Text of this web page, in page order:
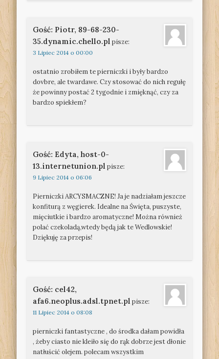
Gość: Piotr, 89-68-230-
35.dynamic.chello.pl pisze:
3 Lipiec 2014 o 00:00
ostatnio zrobiłem te pierniczki i były bardzo
dovbre, ale twardawe. Czy stosować do nich regułę
że powinny postać 2 tygodnie i zmięknąć, czy za
bardzo spiekłem?
Gość: Edyta, host-0-
13.internetunion.pl pisze:
9 Lipiec 2014 o 06:06
Pierniczki ARCYSMACZNE! Ja je nadziałam jeszcze
konfiturą z węgierek. Idealne na Święta, puszyste,
mięciutkie i bardzo aromatyczne! Można również
polać czekoladą,wtedy będą jak te Wedlowskie!
Dziękuję za przepis!
Gość: cel42,
afa6.neoplus.adsl.tpnet.pl pisze:
11 Lipiec 2014 o 08:08
pierniczki fantastyczne , do środka dałam powidła
, żeby ciasto nie kleiło się do rąk dobrze jest dłonie
natłuścić olejem. polecam wszystkim